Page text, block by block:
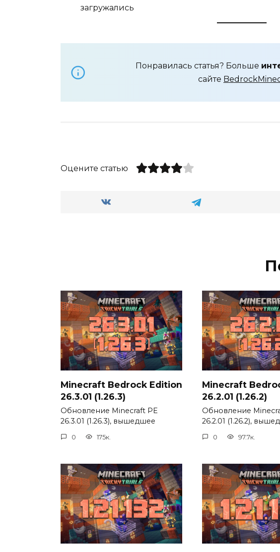
загружались
Понравилась статья? Больше
сайте
Оцените статью
Minecraft Bedrock Edition
26.3.01 (1.26.3)
Обновление Minecraft PE
26.3.01 (1.26.3), вышедшее
0 175к.
Minecraft
26.2.01 (1.26.2)
Обновление
26.2.01 (1.26.2),
0 97.7к.